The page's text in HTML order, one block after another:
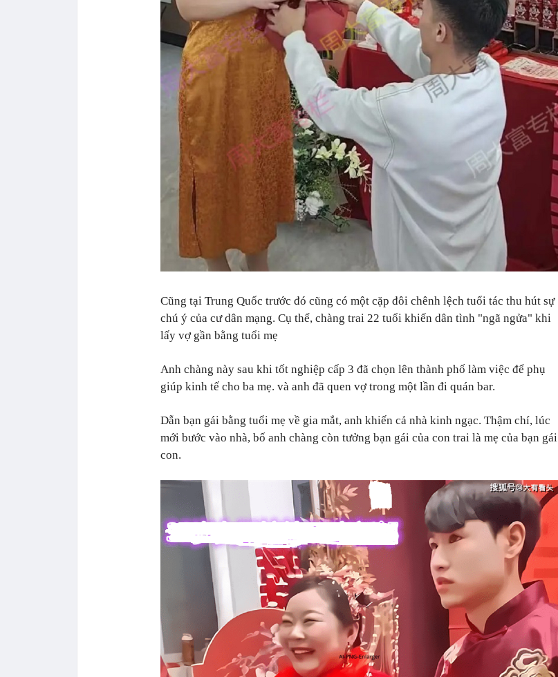
Cũng tại Trung Quốc trước đó cũng có một cặp đôi chênh lệch tuổi tác thu hút sự
chú ý của cư dân mạng. Cụ thể, chàng trai 22 tuổi khiến dân tình "ngã ngửa" khi
lấy vợ gần bằng tuổi mẹ
Anh chàng này sau khi tốt nghiệp cấp 3 đã chọn lên thành phố làm việc để phụ
giúp kinh tế cho ba mẹ. và anh đã quen vợ trong một lần đi quán bar.
Dẫn bạn gái bằng tuổi mẹ về gia mắt, anh khiến cả nhà kinh ngạc. Thậm chí, lúc
mới bước vào nhà, bố anh chàng còn tưởng bạn gái của con trai là mẹ của bạn gái
con.